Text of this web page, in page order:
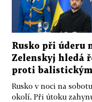
Rusko při úderu
Zelenskyj hledá
proti
Rusko v noci na
okolí. Při útoku